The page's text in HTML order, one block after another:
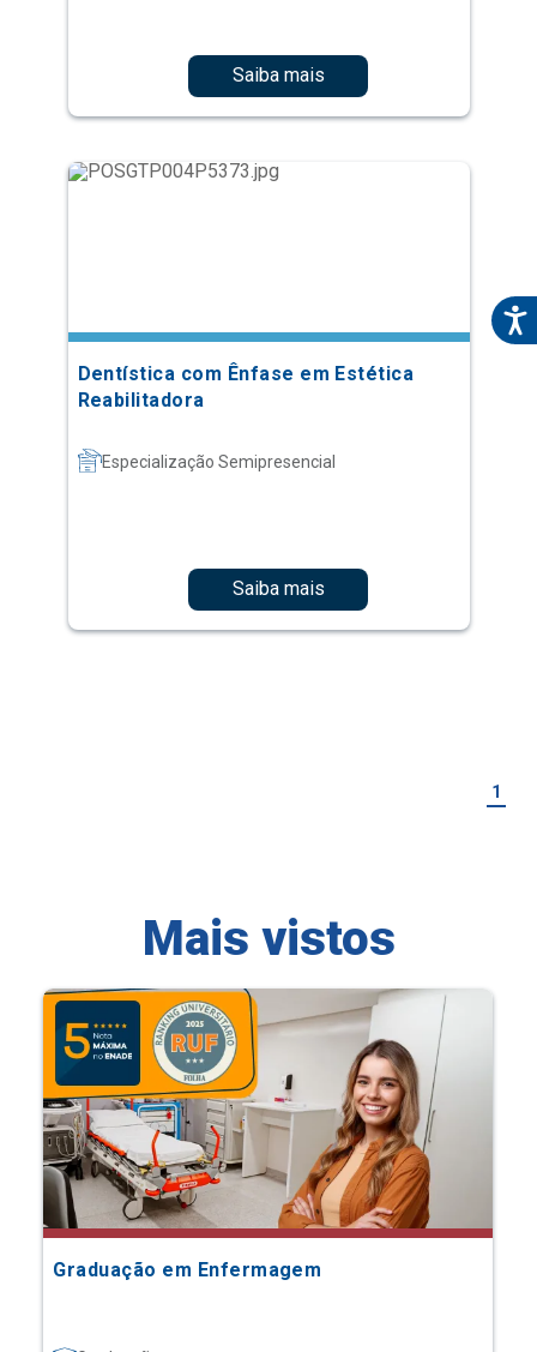
Saiba mais
Dentística com Ênfase em Estética
Reabilitadora
Especialização Semipresencial
Saiba mais
1
Mais vistos
Graduação em Enfermagem